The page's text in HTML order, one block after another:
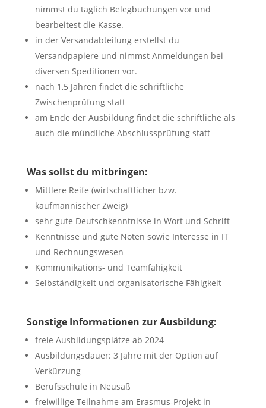
nimmst du täglich Belegbuchungen vor und
bearbeitest die Kasse.
in der Versandabteilung erstellst du
Versandpapiere und nimmst Anmeldungen bei
diversen Speditionen vor.
nach 1,5 Jahren findet die schriftliche
Zwischenprüfung statt
am Ende der Ausbildung findet die schriftliche als
auch die mündliche Abschlussprüfung statt
Was sollst du mitbringen:
Mittlere Reife (wirtschaftlicher bzw.
kaufmännischer Zweig)
sehr gute Deutschkenntnisse in Wort und Schrift
Kenntnisse und gute Noten sowie Interesse in IT
und Rechnungswesen
Kommunikations- und Teamfähigkeit
Selbständigkeit und organisatorische Fähigkeit
Sonstige Informationen zur Ausbildung:
freie Ausbildungsplätze ab 2024
Ausbildungsdauer: 3 Jahre mit der Option auf
Verkürzung
Berufsschule in Neusäß
freiwillige Teilnahme am Erasmus-Projekt in